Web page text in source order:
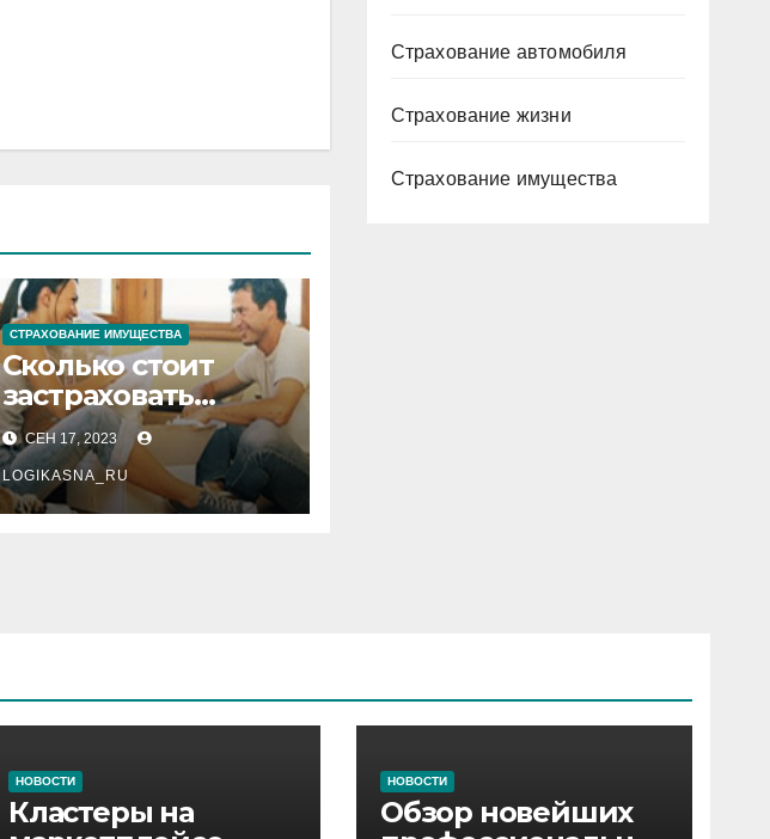
СТРАХОВАНИЕ ИМУЩЕСТВА
Сколько стоит
застраховать
квартиру?
СЕН 17, 2023
LOGIKASNA_RU
Страхование автомобиля
Страхование жизни
Страхование имущества
НОВОСТИ
Кластеры на
НОВОСТИ
Обзор новейших